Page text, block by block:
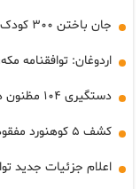
جان باختن ۳۰۰ کودک بدلیل شیوع ابولا در جمهوری دموکراتیک کنگو
اردوغان: توافقنامه
دستگیری ۱۰۴ مظنون داعش در ترکیه
کشف ۵ کوهنورد مفقود شده در ارتفاعات نپال بعد از نه ماه
اعلام جزئیات جدید